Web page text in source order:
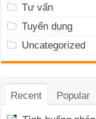
Tư vấn
Tuyển dụng
Uncategorized
Recent Popular